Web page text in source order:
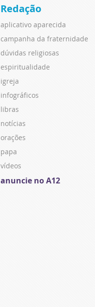
Redação
aplicativo aparecida
campanha da fraternidade
dúvidas religiosas
espiritualidade
igreja
infográficos
libras
notícias
orações
papa
vídeos
anuncie no A12